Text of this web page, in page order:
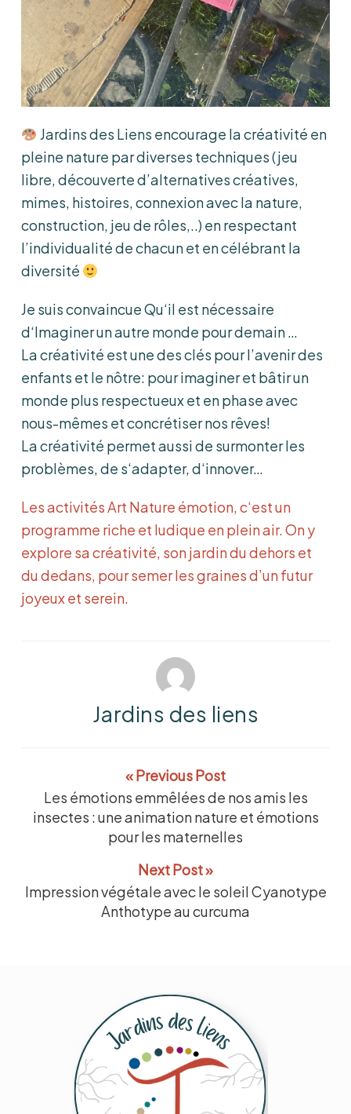
Jardins des Liens encourage la créativité en
pleine nature par diverses techniques (jeu
libre, découverte d’alternatives créatives,
mimes, histoires, connexion avec la nature,
construction, jeu de rôles,..) en respectant
l’individualité de chacun et en célébrant la
diversité
Je suis convaincue Qu‘il est nécessaire
d‘Imaginer un autre monde pour demain …
La créativité est une des clés pour l’avenir des
enfants et le nôtre: pour imaginer et bâtir un
monde plus respectueux et en phase avec
nous-mêmes et concrétiser nos rêves!
La créativité permet aussi de surmonter les
problèmes, de s‘adapter, d‘innover…
Les activités Art Nature émotion, c‘est un
programme riche et ludique en plein air. On y
explore sa créativité, son jardin du dehors et
du dedans, pour semer les graines d’un futur
joyeux et serein.
Jardins des liens
« Previous Post
Les émotions emmêlées de nos amis les
insectes : une animation nature et émotions
pour les maternelles
Next Post »
Impression végétale avec le soleil Cyanotype
Anthotype au curcuma